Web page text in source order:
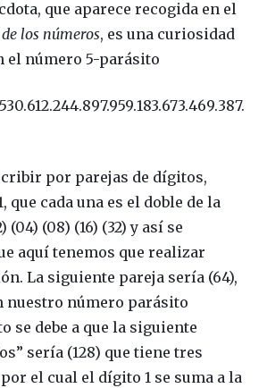
que aparece recogida en el
los números, es una curiosidad
el número 5-parásito
por parejas de dígitos,
que cada una es el doble de la
(04) (08) (16) (32) y así se
aquí tenemos que realizar
La siguiente pareja sería (64),
nuestro número parásito
se debe a que la siguiente
sería (128) que tiene tres
el cual el dígito 1 se suma a la